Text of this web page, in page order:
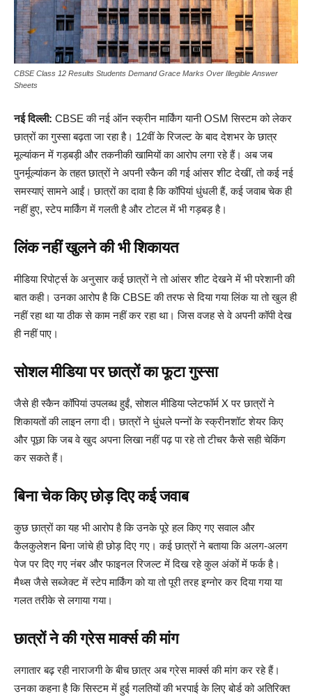
CBSE Class 12 Results Students Demand Grace Marks Over Illegible Answer
Sheets
नई दिल्ली: CBSE की नई ऑन स्क्रीन मार्किंग यानी OSM सिस्टम को लेकर
छात्रों का गुस्सा बढ़ता जा रहा है। 12वीं के रिजल्ट के बाद देशभर के छात्र
मूल्यांकन में गड़बड़ी और तकनीकी खामियों का आरोप लगा रहे हैं। अब जब
पुनर्मूल्यांकन के तहत छात्रों ने अपनी स्कैन की गई आंसर शीट देखीं, तो कई नई
समस्याएं सामने आईं। छात्रों का दावा है कि कॉपियां धुंधली हैं, कई जवाब चेक ही
नहीं हुए, स्टेप मार्किंग में गलती है और टोटल में भी गड़बड़ है।
लिंक नहीं खुलने की भी शिकायत
मीडिया रिपोर्ट्स के अनुसार कई छात्रों ने तो आंसर शीट देखने में भी परेशानी की
बात कही। उनका आरोप है कि CBSE की तरफ से दिया गया लिंक या तो खुल ही
नहीं रहा था या ठीक से काम नहीं कर रहा था। जिस वजह से वे अपनी कॉपी देख
ही नहीं पाए।
सोशल मीडिया पर छात्रों का फूटा गुस्सा
जैसे ही स्कैन कॉपियां उपलब्ध हुईं, सोशल मीडिया प्लेटफॉर्म X पर छात्रों ने
शिकायतों की लाइन लगा दी। छात्रों ने धुंधले पन्नों के स्क्रीनशॉट शेयर किए
और पूछा कि जब वे खुद अपना लिखा नहीं पढ़ पा रहे तो टीचर कैसे सही चेकिंग
कर सकते हैं।
बिना चेक किए छोड़ दिए कई जवाब
कुछ छात्रों का यह भी आरोप है कि उनके पूरे हल किए गए सवाल और
कैलकुलेशन बिना जांचे ही छोड़ दिए गए। कई छात्रों ने बताया कि अलग-अलग
पेज पर दिए गए नंबर और फाइनल रिजल्ट में दिख रहे कुल अंकों में फर्क है।
मैथ्स जैसे सब्जेक्ट में स्टेप मार्किंग को या तो पूरी तरह इग्नोर कर दिया गया या
गलत तरीके से लगाया गया।
छात्रों ने की ग्रेस मार्क्स की मांग
लगातार बढ़ रही नाराजगी के बीच छात्र अब ग्रेस मार्क्स की मांग कर रहे हैं।
उनका कहना है कि सिस्टम में हुई गलतियों की भरपाई के लिए बोर्ड को अतिरिक्त